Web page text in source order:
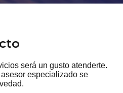
será un gusto atenderte.
especializado se